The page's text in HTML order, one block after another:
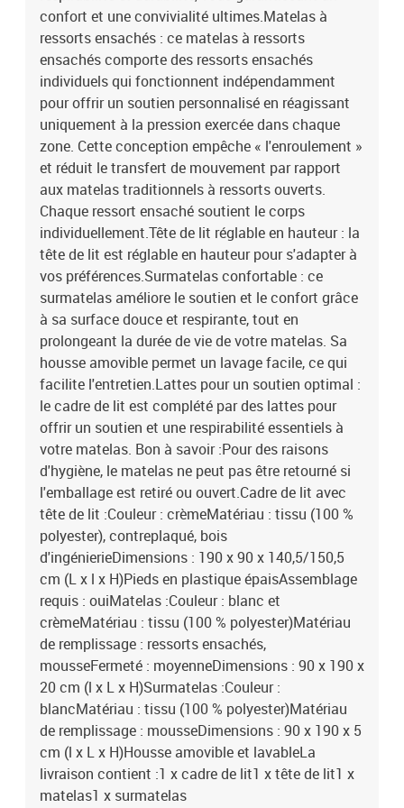
confort et une convivialité ultimes.Matelas à
ressorts ensachés : ce matelas à ressorts
ensachés comporte des ressorts ensachés
individuels qui fonctionnent indépendamment
pour offrir un soutien personnalisé en réagissant
uniquement à la pression exercée dans chaque
zone. Cette conception empêche « l'enroulement »
et réduit le transfert de mouvement par rapport
aux matelas traditionnels à ressorts ouverts.
Chaque ressort ensaché soutient le corps
individuellement.Tête de lit réglable en hauteur : la
tête de lit est réglable en hauteur pour s'adapter à
vos préférences.Surmatelas confortable : ce
surmatelas améliore le soutien et le confort grâce
à sa surface douce et respirante, tout en
prolongeant la durée de vie de votre matelas. Sa
housse amovible permet un lavage facile, ce qui
facilite l'entretien.Lattes pour un soutien optimal :
le cadre de lit est complété par des lattes pour
offrir un soutien et une respirabilité essentiels à
votre matelas. Bon à savoir :Pour des raisons
d'hygiène, le matelas ne peut pas être retourné si
l'emballage est retiré ou ouvert.Cadre de lit avec
tête de lit :Couleur : crèmeMatériau : tissu (100 %
polyester), contreplaqué, bois
d'ingénierieDimensions : 190 x 90 x 140,5/150,5
cm (L x l x H)Pieds en plastique épaisAssemblage
requis : ouiMatelas :Couleur : blanc et
crèmeMatériau : tissu (100 % polyester)Matériau
de remplissage : ressorts ensachés,
mousseFermeté : moyenneDimensions : 90 x 190 x
20 cm (l x L x H)Surmatelas :Couleur :
blancMatériau : tissu (100 % polyester)Matériau
de remplissage : mousseDimensions : 90 x 190 x 5
cm (l x L x H)Housse amovible et lavableLa
livraison contient :1 x cadre de lit1 x tête de lit1 x
matelas1 x surmatelas